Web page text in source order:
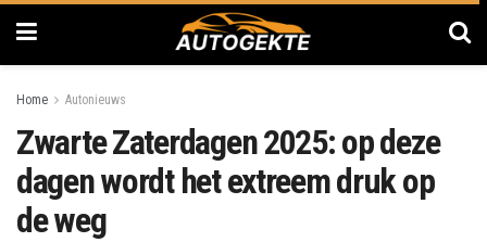
Home Autonieuws
Zwarte Zaterdagen 2025: op deze
dagen wordt het extreem druk op
de weg